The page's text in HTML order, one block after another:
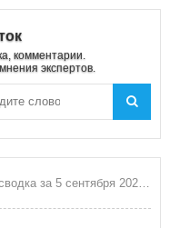
комментарии.
экспертов.
за 5 сентября 2025 года